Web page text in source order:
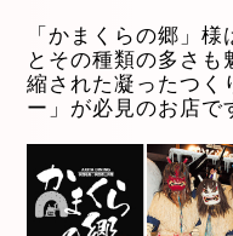
「かまくらの郷」
とその種類の多さも
縮された凝ったつく
ー」が必見のお店で